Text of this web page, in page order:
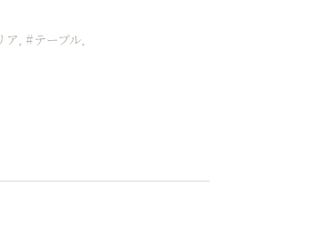
ア, #テーブル,